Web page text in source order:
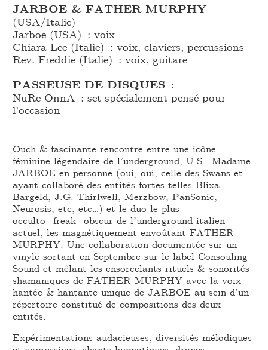
JARBOE & FATHER MURPHY
(USA/Italie)
Jarboe (USA) : voix
Chiara Lee (Italie) : voix, claviers, percussions
Rev. Freddie (Italie) : voix, guitare
+
PASSEUSE DE DISQUES :
NuRe OnnA : set spécialement pensé pour
l’occasion
Ouch & fascinante rencontre entre une icône
féminine légendaire de l’underground, U.S.. Madame
JARBOE en personne (oui, oui, celle des Swans et
ayant collaboré des entités fortes telles Blixa
Bargeld, J.G. Thirlwell, Merzbow, PanSonic,
Neurosis, etc, etc…) et le duo le plus
occulto_freak_obscur de l’underground italien
actuel, les magnétiquement envoûtant FATHER
MURPHY. Une collaboration documentée sur un
vinyle sortant en Septembre sur le label Consouling
Sound et mêlant les ensorcelants rituels & sonorités
shamaniques de FATHER MURPHY avec la voix
hantée & hantante unique de JARBOE au sein d’un
répertoire constitué de compositions des deux
entités.
Expérimentations audacieuses, diversités mélodiques